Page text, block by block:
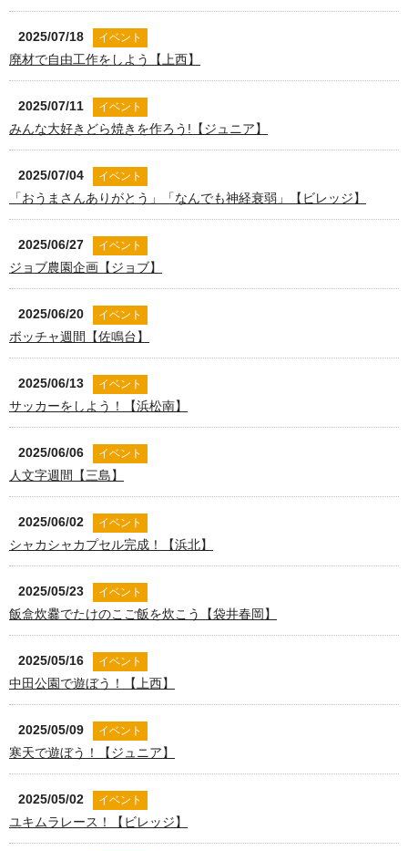
2025/07/18 イベント
廃材で自由工作をしよう【上西】
2025/07/11 イベント
みんな大好きどら焼きを作ろう!【ジュニア】
2025/07/04 イベント
「おうまさんありがとう」「なんでも神経衰弱」【ビレッジ】
2025/06/27 イベント
ジョブ農園企画【ジョブ】
2025/06/20 イベント
ボッチャ週間【佐鳴台】
2025/06/13 イベント
サッカーをしよう！【浜松南】
2025/06/06 イベント
人文字週間【三島】
2025/06/02 イベント
シャカシャカプセル完成！【浜北】
2025/05/23 イベント
飯盒炊爨でたけのこご飯を炊こう【袋井春岡】
2025/05/16 イベント
中田公園で遊ぼう！【上西】
2025/05/09 イベント
寒天で遊ぼう！【ジュニア】
2025/05/02 イベント
ユキムラレース！【ビレッジ】